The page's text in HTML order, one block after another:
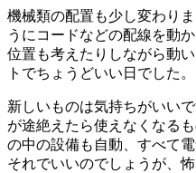
機械類の配置も少し変わり
うにコードなどの配線を動
位置も考えたりしながら動
トでちょうどいい日でした。
新しいものは気持ちがいい
が途絶えたら使えなくなる
の中の設備も自動、すべて
それでいいのでしょうが、